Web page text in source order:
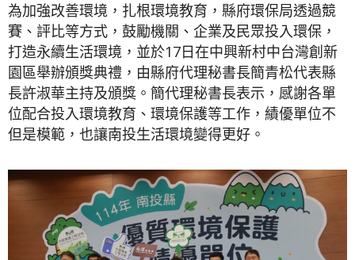
為加強改善環境，扎根環境教育，縣府環保局透過競
賽、評比等方式，鼓勵機關、企業及民眾投入環保，
打造永續生活環境，並於17日在中興新村中台灣創新
園區舉辦頒獎典禮，由縣府代理秘書長簡青松代表縣
長許淑華主持及頒獎。簡代理秘書長表示，感謝各單
位配合投入環境教育、環境保護等工作，績優單位不
但是模範，也讓南投生活環境變得更好。